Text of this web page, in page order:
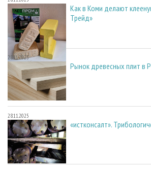
Как в Коми делают
Трейд»
28.11.2025
Рынок древесных плит в
28.11.2025
«истконсалт».